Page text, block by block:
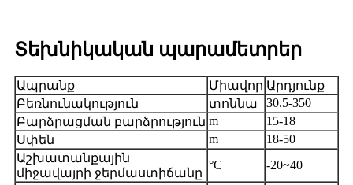
Տեխնիկական պարամետրեր
Ապրանք Միավոր Արդյունք
Բեռնունակություն
տոննա
30.5-350
Բարձրացման բարձրություն m
15-18
Սփեն
m
18-50
Աշխատանքային
միջավայրի ջերմաստիճանը
°C
-20~40